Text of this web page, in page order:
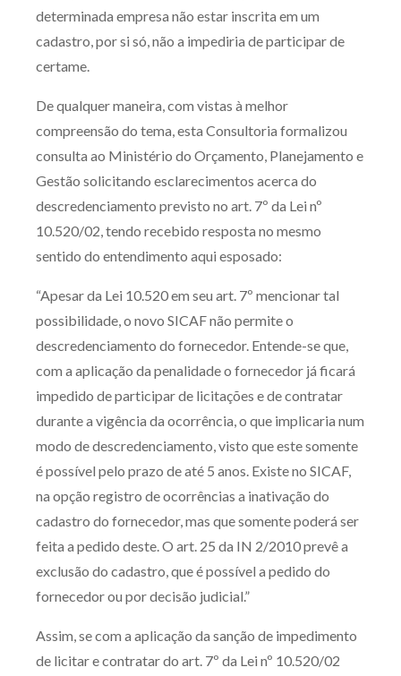
determinada empresa não estar inscrita em um
cadastro, por si só, não a impediria de participar de
certame.
De qualquer maneira, com vistas à melhor
compreensão do tema, esta Consultoria formalizou
consulta ao Ministério do Orçamento, Planejamento e
Gestão solicitando esclarecimentos acerca do
descredenciamento previsto no art. 7º da Lei nº
10.520/02, tendo recebido resposta no mesmo
sentido do entendimento aqui esposado:
“Apesar da Lei 10.520 em seu art. 7º mencionar tal
possibilidade, o novo SICAF não permite o
descredenciamento do fornecedor. Entende-se que,
com a aplicação da penalidade o fornecedor já ficará
impedido de participar de licitações e de contratar
durante a vigência da ocorrência, o que implicaria num
modo de descredenciamento, visto que este somente
é possível pelo prazo de até 5 anos. Existe no SICAF,
na opção registro de ocorrências a inativação do
cadastro do fornecedor, mas que somente poderá ser
feita a pedido deste. O art. 25 da IN 2/2010 prevê a
exclusão do cadastro, que é possível a pedido do
fornecedor ou por decisão judicial.”
Assim, se com a aplicação da sanção de impedimento
de licitar e contratar do art. 7º da Lei nº 10.520/02